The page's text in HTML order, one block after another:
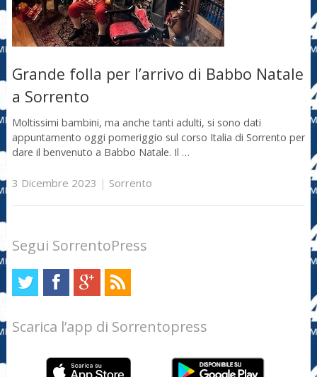
Grande folla per l’arrivo di Babbo Natale
a Sorrento
Moltissimi bambini, ma anche tanti adulti, si sono dati
appuntamento oggi pomeriggio sul corso Italia di Sorrento per
dare il benvenuto a Babbo Natale. Il …
3 Dicembre 2023 | Sorrento
Segui SorrentoPress
Scarica l’app di Sorrentopress